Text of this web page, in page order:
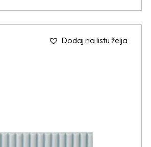
Dodaj na listu želja